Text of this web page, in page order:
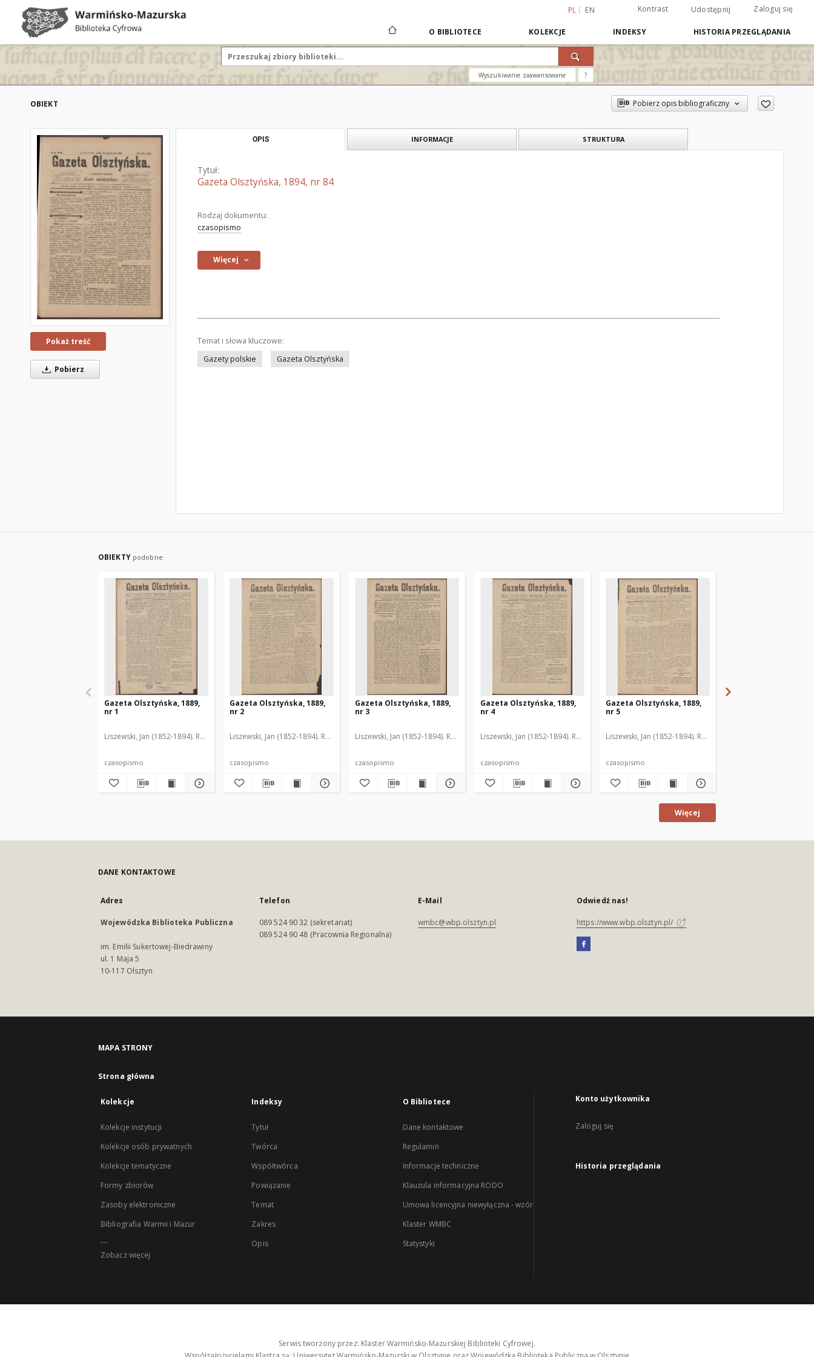
PL EN Kontrast Udostępnij Zaloguj się
O BIBLIOTECE KOLEKCJE INDEKSY HISTORIA PRZEGLĄDANIA
Wyszukiwanie zaawansowane ?
OBIEKT Pobierz opis bibliograficzny
Pokaż treść
Pobierz
OPIS INFORMACJE STRUKTURA
Tytuł:
Gazeta Olsztyńska, 1894, nr 84
Rodzaj dokumentu:
czasopismo
Więcej
Temat i słowa kluczowe:
Gazety polskie
Gazeta Olsztyńska
OBIEKTY podobne
Gazeta Olsztyńska, 1889,
nr 1
Liszewski, Jan (1852-1894). Red.
czasopismo
Gazeta Olsztyńska, 1889,
nr 2
Liszewski, Jan (1852-1894). Red.
czasopismo
Gazeta Olsztyńska, 1889,
nr 3
Liszewski, Jan (1852-1894). Red.
czasopismo
Gazeta Olsztyńska, 1889,
nr 4
Liszewski, Jan (1852-1894). Red.
czasopismo
Gazeta Olsztyńska, 1889,
nr 5
Liszewski, Jan (1852-1894). Red.
czasopismo
Więcej
DANE KONTAKTOWE
Adres
Wojewódzka Biblioteka Publiczna
im. Emilii Sukertowej-Biedrawiny
ul. 1 Maja 5
10-117 Olsztyn
Telefon
089 524 90 32 (sekretariat)
089 524 90 48 (Pracownia Regionalna)
E-Mail
wmbc@wbp.olsztyn.pl
Odwiedź nas!
https://www.wbp.olsztyn.pl/
MAPA STRONY
Strona główna
Kolekcje
Kolekcje instytucji
Kolekcje osób prywatnych
Kolekcje tematyczne
Formy zbiorów
Zasoby elektroniczne
Bibliografia Warmii i Mazur
...
Zobacz więcej
Indeksy
Tytuł
Twórca
Współtwórca
Powiązanie
Temat
Zakres
Opis
O Bibliotece
Dane kontaktowe
Regulamin
Informacje techniczne
Klauzula informacyjna RODO
Umowa licencyjna niewyłączna - wzór
Klaster WMBC
Statystyki
Konto użytkownika
Zaloguj się
Historia przeglądania
Serwis tworzony przez: Klaster Warmińsko-Mazurskiej Biblioteki Cyfrowej.